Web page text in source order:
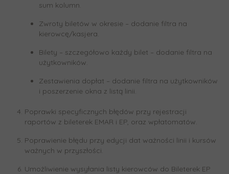
sum kolumn.
Zwroty biletów w okresie – dodanie filtra na
kierowcę/kasjera.
Bilety – szczegółowo każdy bilet – dodanie filtra na
użytkowników.
Zestawienia dopłat – dodanie filtra na użytkowników
i poszerzenie okna z listą linii.
Poprawki specyficznych błędów przy rejestracji
raportów z bileterek EMAR i EP, oraz wpłatomatów.
Poprawienie błędu przy edycji dat ważności linii i kursów
ważnych w przyszłości.
Umożliwienie wysyłania listy kierowców do Bileterek EP